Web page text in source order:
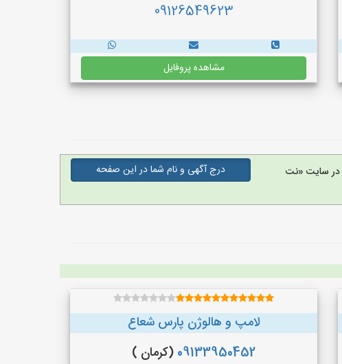
09126549623
مشاهده پروفایل
در سایت «نت
درج آگهی و نام شما در این صفحه
لامپ و هالوژن پارس شعاع
09133950452 (کرمان )